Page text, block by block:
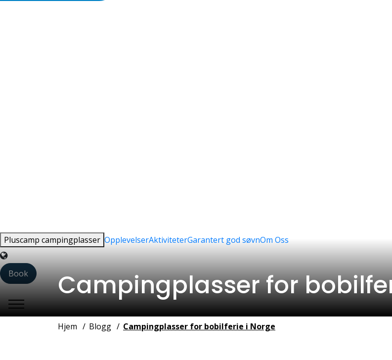
Pluscamp campingplasser OpplevelserAktiviteterGarantert god søvnOm Oss
Language
Book
Campingplasser for
Hjem Blogg Campingplasser for bobilferie i Norge